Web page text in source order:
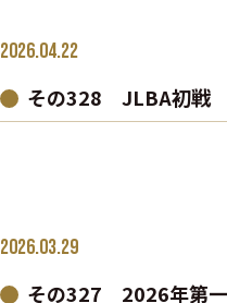
2026.04.22
その328 JLBA初戦
2026.03.29
その327 2026年第一